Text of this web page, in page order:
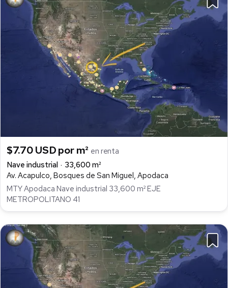
$7.70 USD por m² en renta
Nave industrial
33,600 m²
Av. Acapulco, Bosques de San Miguel, Apodaca
MTY Apodaca Nave industrial 33,600 m² EJE
METROPOLITANO 41